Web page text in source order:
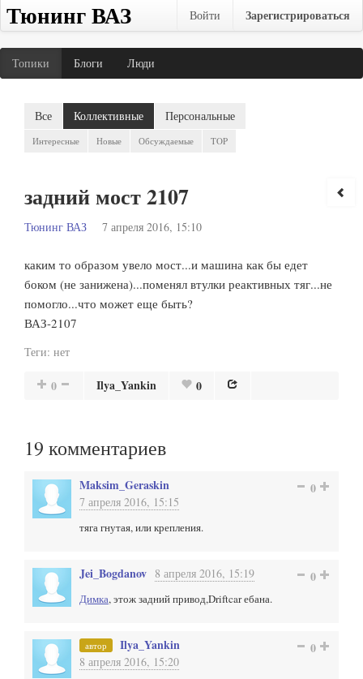
Тюнинг ВАЗ Войти Зарегистрироваться
Топики Блоги Люди
Все Коллективные Персональные
Интересные Новые Обсуждаемые TOP
задний мост 2107
Тюнинг ВАЗ 7 апреля 2016, 15:10
каким то образом увело мост...и машина как бы едет
боком (не занижена)...поменял втулки реактивных тяг...не
помогло...что может еще быть?
ВАЗ-2107
Теги: нет
0 Ilya_Yankin 0
19 комментариев
Maksim_Geraskin
7 апреля 2016, 15:15
0
тяга гнутая, или крепления.
Jei_Bogdanov 8 апреля 2016, 15:19 0
Димка, этож задний привод,Driftcar ебана.
автор Ilya_Yankin
8 апреля 2016, 15:20
0